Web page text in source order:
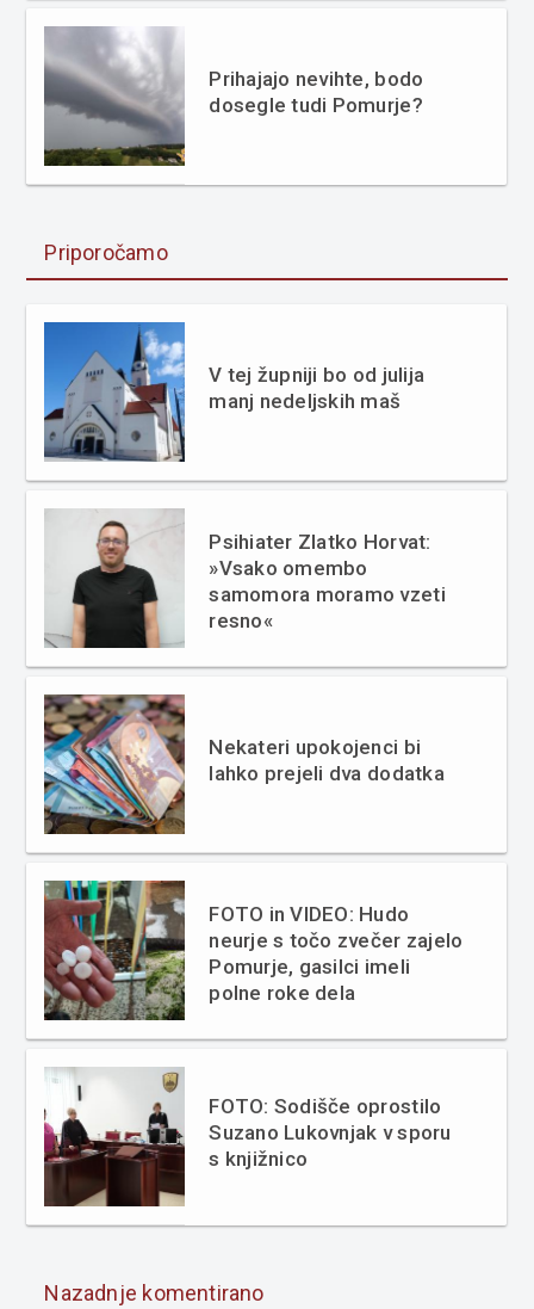
Prihajajo nevihte, bodo
dosegle tudi Pomurje?
Priporočamo
V tej župniji bo od julija
manj nedeljskih maš
Psihiater Zlatko Horvat:
»Vsako omembo
samomora moramo vzeti
resno«
Nekateri upokojenci bi
lahko prejeli dva dodatka
FOTO in VIDEO: Hudo
neurje s točo zvečer zajelo
Pomurje, gasilci imeli
polne roke dela
FOTO: Sodišče oprostilo
Suzano Lukovnjak v sporu
s knjižnico
Nazadnje komentirano